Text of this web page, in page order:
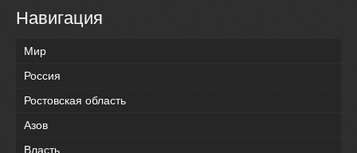
Навигация
Мир
Россия
Ростовская область
Азов
Власть